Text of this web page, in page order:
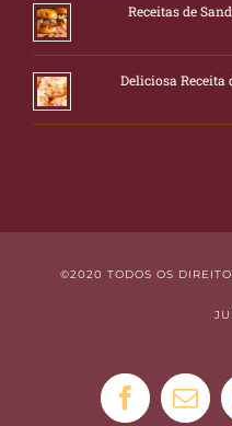
Receitas de
Deliciosa Receita
©2020 TODOS OS
Facebook
E-